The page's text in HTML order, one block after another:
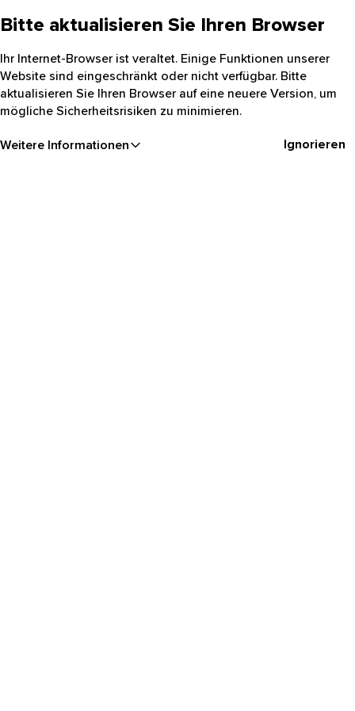
Bitte aktualisieren Sie Ihren Browser
Ihr Internet-Browser ist veraltet. Einige Funktionen unserer
Website sind eingeschränkt oder nicht verfügbar. Bitte
aktualisieren Sie Ihren Browser auf eine neuere Version, um
mögliche Sicherheitsrisiken zu minimieren.
Weitere Informationen Ignorieren